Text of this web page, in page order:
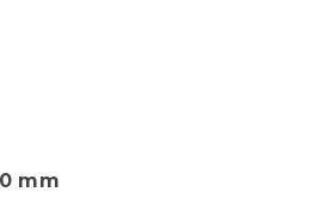
mm